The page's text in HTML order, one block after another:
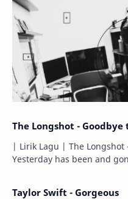
The Longshot - Goodbye
| Lirik Lagu | The Longshot
Yesterday has been and gone. Kemarin telah
Taylor Swift - Gorgeous